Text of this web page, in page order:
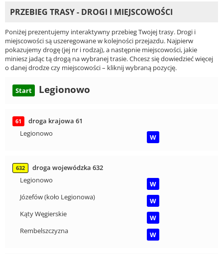
PRZEBIEG TRASY - DROGI I MIEJSCOWOŚCI
Poniżej prezentujemy interaktywny przebieg Twojej trasy. Drogi i
miejscowości są uszeregowane w kolejności przejazdu. Najpierw
pokazujemy drogę (jej nr i rodzaj), a następnie miejscowości, jakie
miniesz jadąc tą drogą na wybranej trasie. Chcesz się dowiedzieć więcej
o danej drodze czy miejscowości – kliknij wybraną pozycję.
Start Legionowo
61
droga krajowa 61
Legionowo
W
632
droga wojewódzka 632
Legionowo
W
Józefów (koło Legionowa)
W
Kąty Węgierskie
W
Rembelszczyzna
W